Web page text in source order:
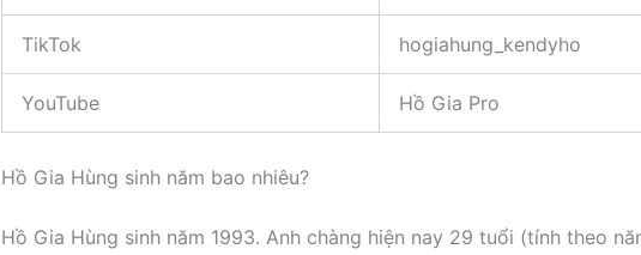
TikTok hogiahung_kendyho
YouTube Hồ Gia Pro
Hồ Gia Hùng sinh năm bao nhiêu?
Hồ Gia Hùng sinh năm 1993. Anh chàng hiện nay 29 tuổi (tính theo